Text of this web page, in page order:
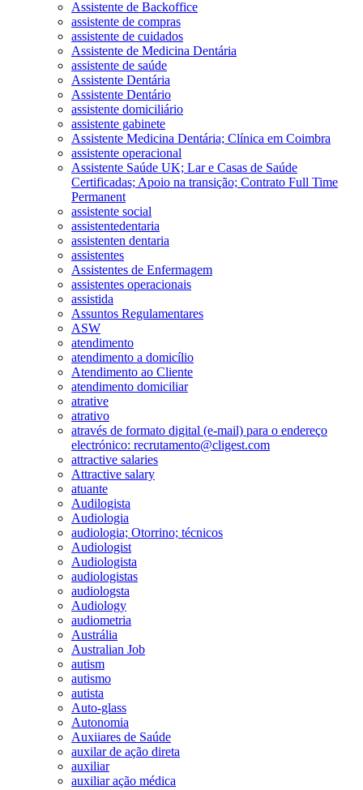
Assistente de Backoffice
assistente de compras
assistente de cuidados
Assistente de Medicina Dentária
assistente de saúde
Assistente Dentária
Assistente Dentário
assistente domiciliário
assistente gabinete
Assistente Medicina Dentária; Clínica em Coimbra
assistente operacional
Assistente Saúde UK; Lar e Casas de Saúde
Certificadas; Apoio na transição; Contrato Full Time
Permanent
assistente social
assistentedentaria
assistenten dentaria
assistentes
Assistentes de Enfermagem
assistentes operacionais
assistida
Assuntos Regulamentares
ASW
atendimento
atendimento a domicílio
Atendimento ao Cliente
atendimento domiciliar
atrative
atrativo
através de formato digital (e-mail) para o endereço
electrónico: recrutamento@cligest.com
attractive salaries
Attractive salary
atuante
Audilogista
Audiologia
audiologia; Otorrino; técnicos
Audiologist
Audiologista
audiologistas
audiologsta
Audiology
audiometria
Austrália
Australian Job
autism
autismo
autista
Auto-glass
Autonomia
Auxiiares de Saúde
auxilar de ação direta
auxiliar
auxiliar ação médica